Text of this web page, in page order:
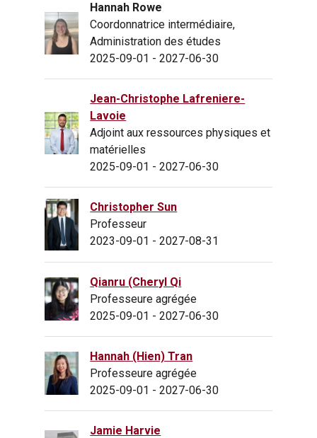
Hannah Rowe
Coordonnatrice intermédiaire,
Administration des études
2025-09-01 - 2027-06-30
Jean-Christophe Lafreniere-
Lavoie
Adjoint aux ressources physiques et
matérielles
2025-09-01 - 2027-06-30
Christopher Sun
Professeur
2023-09-01 - 2027-08-31
Qianru (Cheryl Qi
Professeure agrégée
2025-09-01 - 2027-06-30
Hannah (Hien) Tran
Professeure agrégée
2025-09-01 - 2027-06-30
Jamie Harvie